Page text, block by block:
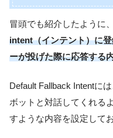
冒頭でも紹介したように
intent（インテント）に
ーが投げた際に応答する
Default Fallback Intentに
ボットと対話してくれる
すような内容を設定して